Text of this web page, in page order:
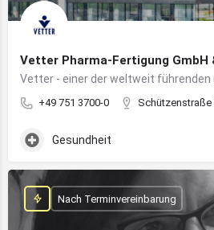
Vetter Pharma-Fertigung GmbH
+49 751 3700-0 Schützenstraße
Gesundheit
Nach Terminvereinbarung